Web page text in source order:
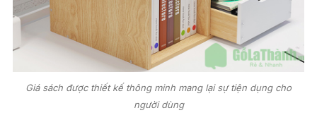
Giá sách được thiết kế thông minh mang lại sự tiện dụng cho
người dùng